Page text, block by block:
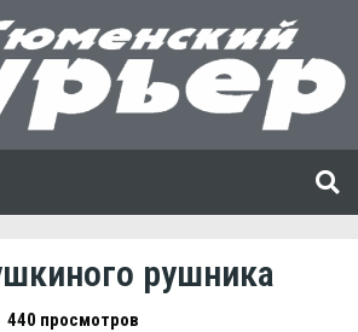
рушника
440 просмотров